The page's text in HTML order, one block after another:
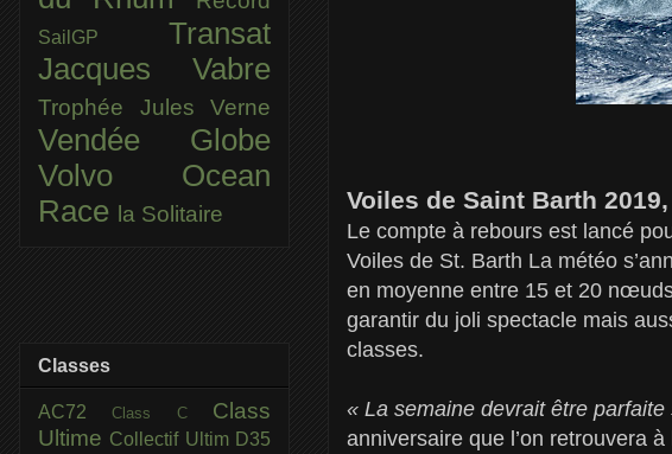
Voiles de Saint Barth
Le compte à rebours est lancé
Voiles de St. Barth La météo
en moyenne entre 15 et 20
garantir du joli spectacle mais
classes.
« La semaine devrait être parfaite
anniversaire que l’on retrouvera
SailGP Transat
Jacques Vabre
Trophée Jules Verne
Vendée Globe
Volvo Ocean
Race la Solitaire
Classes
AC72Class C Class
Ultime Collectif Ultim D35